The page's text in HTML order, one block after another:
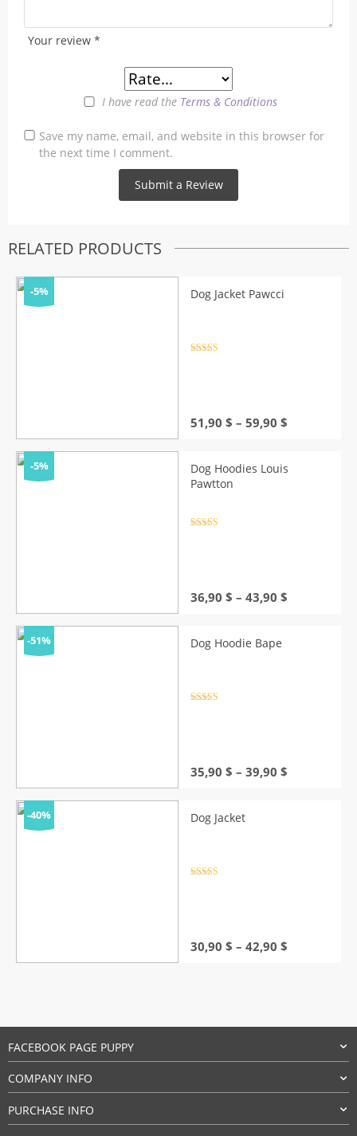
Your review *
I have read the Terms & Conditions
Save my name, email, and website in this browser for
the next time I comment.
RELATED PRODUCTS
-5% Dog Jacket Pawcci
51,90 $ – 59,90 $
through
-5%
Dog Hoodies Louis
Pawtton
36,90 $ – 43,90 $
-51% Dog Hoodie Bape
35,90 $ – 39,90 $
-40% Dog Jacket
30,90 $ – 42,90 $
FACEBOOK PAGE PUPPY
COMPANY INFO
PURCHASE INFO